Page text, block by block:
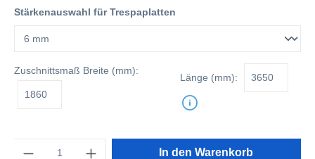
Stärkenauswahl für Trespaplatten
Zuschnittsmaß Breite (mm):
Länge (mm):
In den Warenkorb